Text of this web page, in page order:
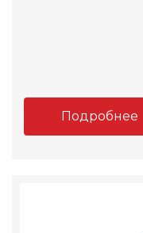
Подробнее